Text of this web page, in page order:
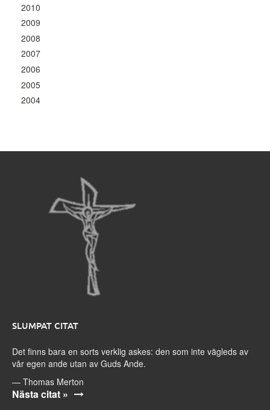
2010
2009
2008
2007
2006
2005
2004
SLUMPAT CITAT
Det finns bara en sorts verklig askes: den som inte vägleds av
vår egen ande utan av Guds Ande.
— Thomas Merton
Nästa citat »